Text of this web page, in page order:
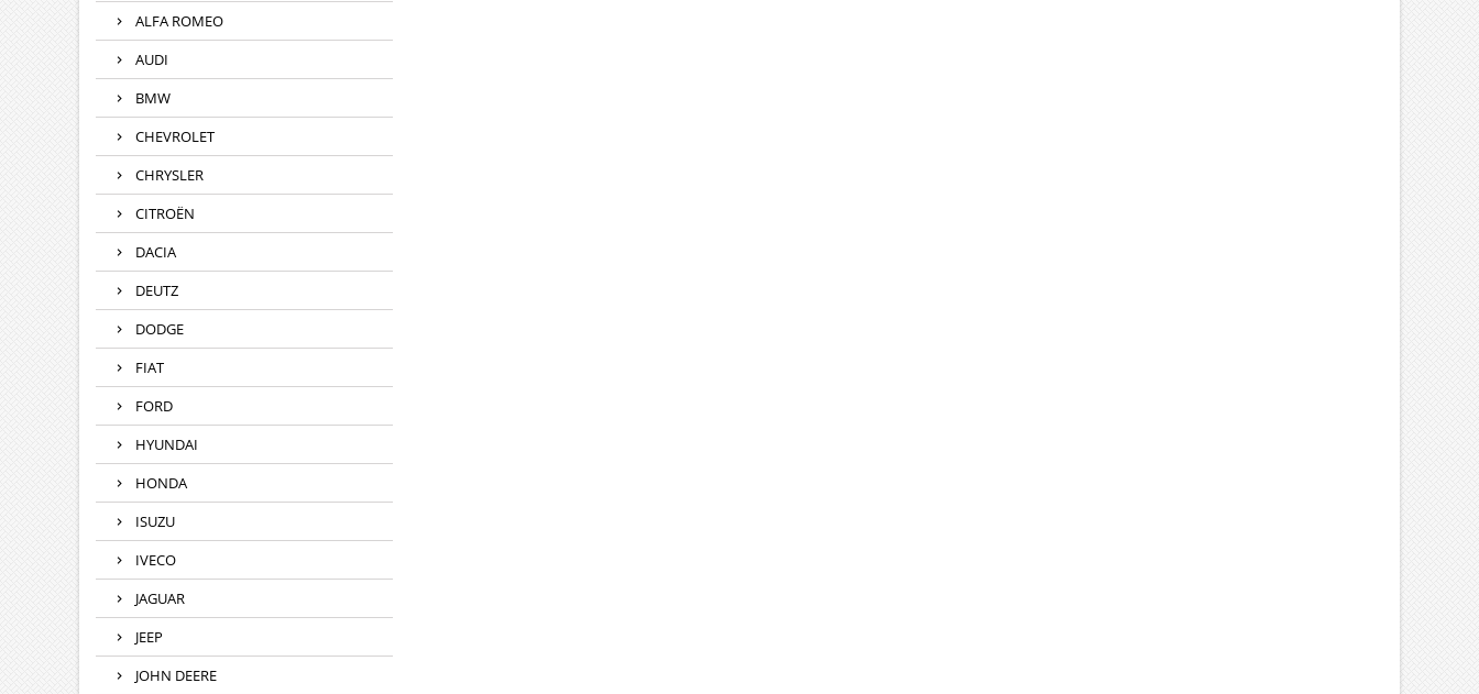
ALFA ROMEO
AUDI
BMW
CHEVROLET
CHRYSLER
CITROËN
DACIA
DEUTZ
DODGE
FIAT
FORD
HYUNDAI
HONDA
ISUZU
IVECO
JAGUAR
JEEP
JOHN DEERE